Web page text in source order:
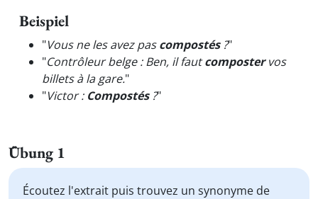
Beispiel
"Vous ne les avez pascompostés?"
"Contrôleur belge : Ben, il fautcompostervos
billets à la gare."
"Victor : Compostés?"
Übung 1
Écoutez l'extrait puis trouvez un synonyme de